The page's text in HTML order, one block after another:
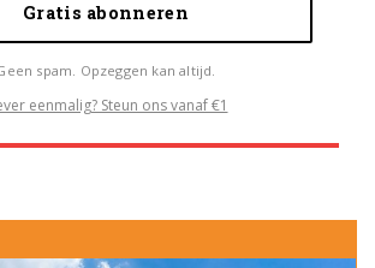
Gratis abonneren
spam. Opzeggen kan altijd.
eenmalig? Steun ons vanaf €1